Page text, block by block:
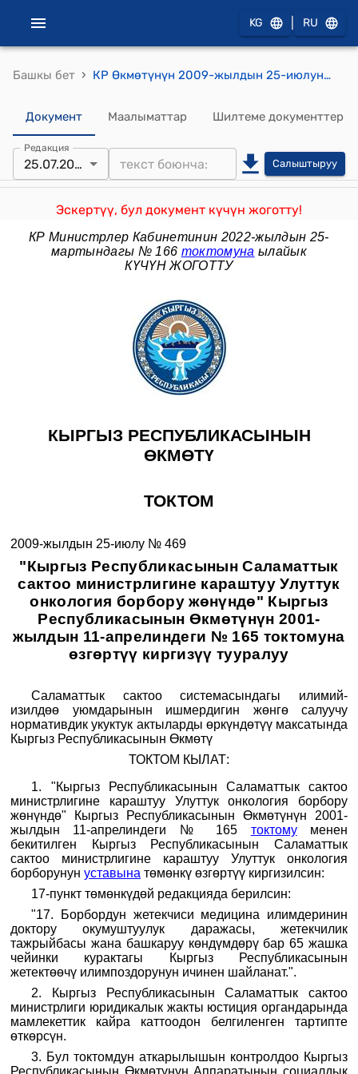
KG RU
Башкы бет › КР Өкмөтүнүн 2009-жылдын 25-июлундагы №469 ""Кыргыз Республикасынын Саламаттык сактоо министрлигине караштуу Улуттук онкология борбору жөнүндө" Кыргыз Республикасынын Өкмөтүнүн 2001-жылдын 11-апрелиндеги № 165 токтомуна өзгөртүү киргизүү тууралуу" токтому
Документ Маалыматтар Шилтеме документтер
Редакция
25.07.2009 Салыштыруу
Эскертүү, бул документ күчүн жоготту!